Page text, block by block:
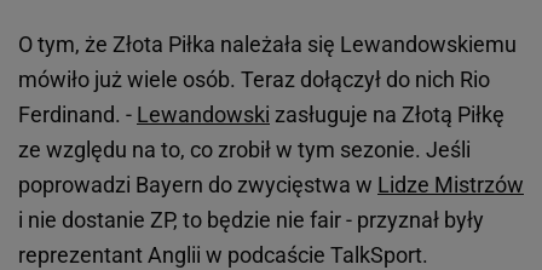
O tym, że Złota Piłka należała się Lewandowskiemu
mówiło już wiele osób. Teraz dołączył do nich Rio
Ferdinand. - Lewandowski zasługuje na Złotą Piłkę
ze względu na to, co zrobił w tym sezonie. Jeśli
poprowadzi Bayern do zwycięstwa w Lidze Mistrzów
i nie dostanie ZP, to będzie nie fair - przyznał były
reprezentant Anglii w podcaście TalkSport.